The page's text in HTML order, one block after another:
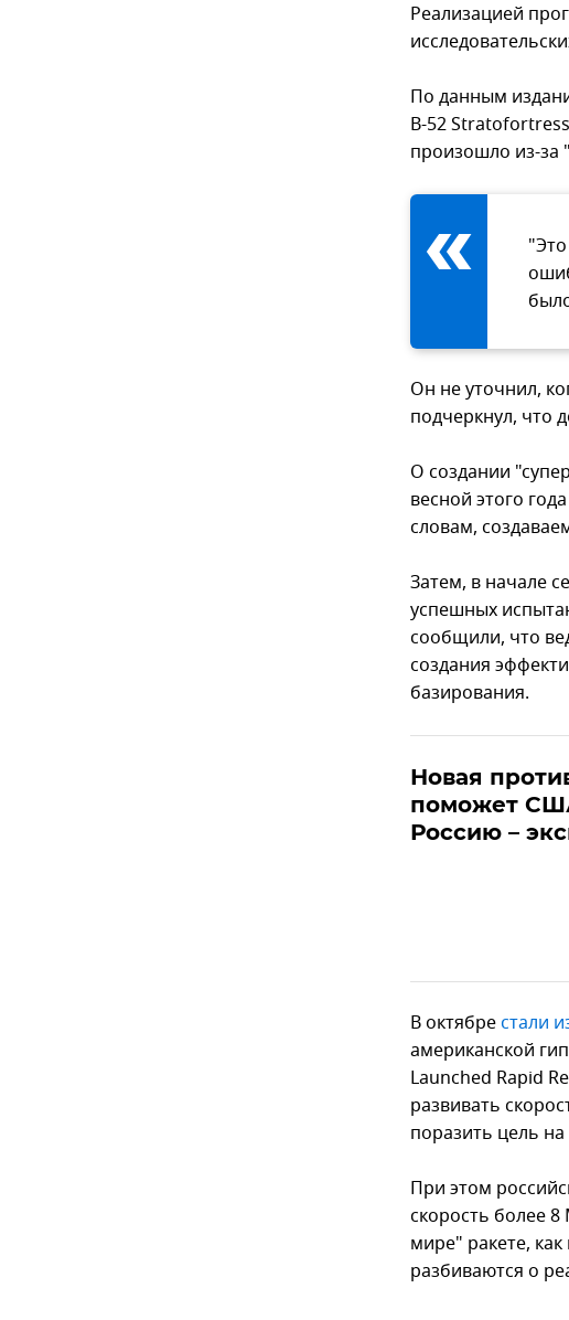
Реализацией
По данным
B-52
произошло из-за
Он не уточнил,
подчеркнул, что
О создании
весной этого года
словам,
Затем, в начале
успешных
сообщили, что
создания
базирования.
Новая
поможет
Россию –
В октябре стали
американской
Launched Rapid
развивать
поразить цель
При этом
скорость более
мире" ракете,
разбиваются о